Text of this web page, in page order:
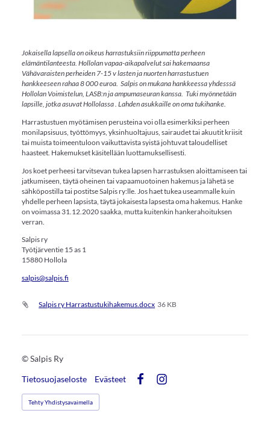
Jokaisella lapsella on oikeus harrastuksiin riippumatta perheen
elämäntilanteesta. Hollolan vapaa-aikapalvelut sai hakemaansa
Vähävaraisten perheiden 7-15 v lasten ja nuorten harrastustuen
hankkeeseen rahaa 8 000 euroa. Salpis on mukana hankkeessa yhdesssä
Hollolan Voimistelun, LASB:n ja ampumaseuran kanssa. Tuki myönnetään
lapsille, jotka asuvat Hollolassa . Lahden asukkaille on oma tukihanke.
Harrastustuen myötämisen perusteina voi olla esimerkiksi perheen
monilapsisuus, työttömyys, yksinhuoltajuus, sairaudet tai akuutit kriisit
tai muista toimeentuloon vaikuttavista syistä johtuvat taloudelliset
haasteet. Hakemukset käsitellään luottamuksellisesti.
Jos koet perheesi tarvitsevan tukea lapsen harrastuksen aloittamiseen tai
jatkumiseen, täytä oheinen tai vapaamuotoinen hakemus ja lähetä se
sähköpostilla tai postitse Salpis ry:lle. Jos haet tukea useammalle kuin
yhdelle perheen lapsista, täytä jokaisesta lapsesta oma hakemus. Hanke
on voimassa 31.12.2020 saakka, mutta kuitenkin hankerahoituksen
verran.
Salpis ry
Työtjärventie 15 as 1
15880 Hollola
salpis@salpis.fi
Salpis ry Harrastustukihakemus.docx 36 KB
©Salpis Ry
Tietosuojaseloste
Evästeet
Tehty Yhdistysavaimella